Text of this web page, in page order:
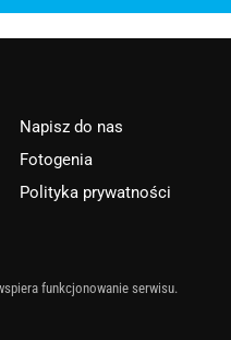
Napisz do nas
Fotogenia
Polityka prywatności
funkcjonowanie serwisu.